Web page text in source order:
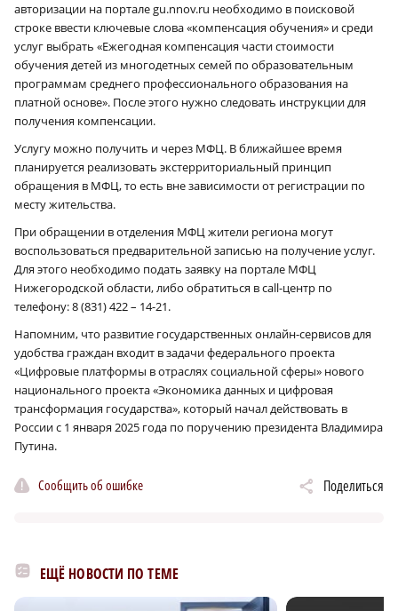
авторизации на портале gu.nnov.ru необходимо в поисковой
строке ввести ключевые слова «компенсация обучения» и среди
услуг выбрать «Ежегодная компенсация части стоимости
обучения детей из многодетных семей по образовательным
программам среднего профессионального образования на
платной основе». После этого нужно следовать инструкции для
получения компенсации.
Услугу можно получить и через МФЦ. В ближайшее время
планируется реализовать экстерриториальный принцип
обращения в МФЦ, то есть вне зависимости от регистрации по
месту жительства.
При обращении в отделения МФЦ жители региона могут
воспользоваться предварительной записью на получение услуг.
Для этого необходимо подать заявку на портале МФЦ
Нижегородской области, либо обратиться в call-центр по
телефону: 8 (831) 422 – 14-21.
Напомним, что развитие государственных онлайн-сервисов для
удобства граждан входит в задачи федерального проекта
«Цифровые платформы в отраслях социальной сферы» нового
национального проекта «Экономика данных и цифровая
трансформация государства», который начал действовать в
России с 1 января 2025 года по поручению президента Владимира
Путина.
Сообщить об ошибке Поделиться
ЕЩЁ НОВОСТИ ПО ТЕМЕ